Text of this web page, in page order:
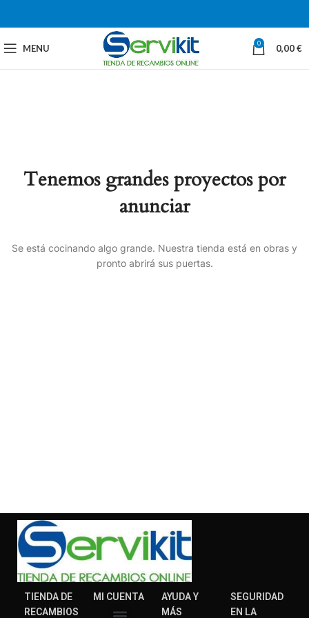
MENU 0 0,00€
Tenemos grandes proyectos por
anunciar
Se está cocinando algo grande. Nuestra tienda está en obras y
pronto abrirá sus puertas.
TIENDA DE
RECAMBIOS
MI CUENTA
AYUDA Y
MÁS
SEGURIDAD
EN LA